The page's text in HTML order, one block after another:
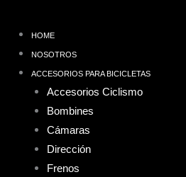
HOME
NOSOTROS
ACCESORIOS PARA BICICLETAS
Accesorios Ciclismo
Bombines
Cámaras
Dirección
Frenos